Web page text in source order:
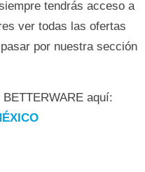
tendrás acceso a
ver todas las ofertas
por nuestra sección
aquí: